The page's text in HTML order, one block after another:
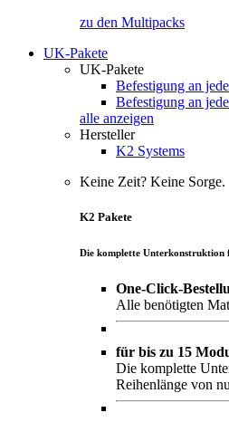
zu den Multipacks
UK-Pakete
UK-Pakete
Befestigung an
Befestigung an
alle anzeigen
Hersteller
K2 Systems
Keine Zeit? Keine Sorge.
K2 Pakete
Die komplette Unterkonstruktion
One-Click-
Alle benötigten
für bis zu 15
Die komplette
Reihenlänge von